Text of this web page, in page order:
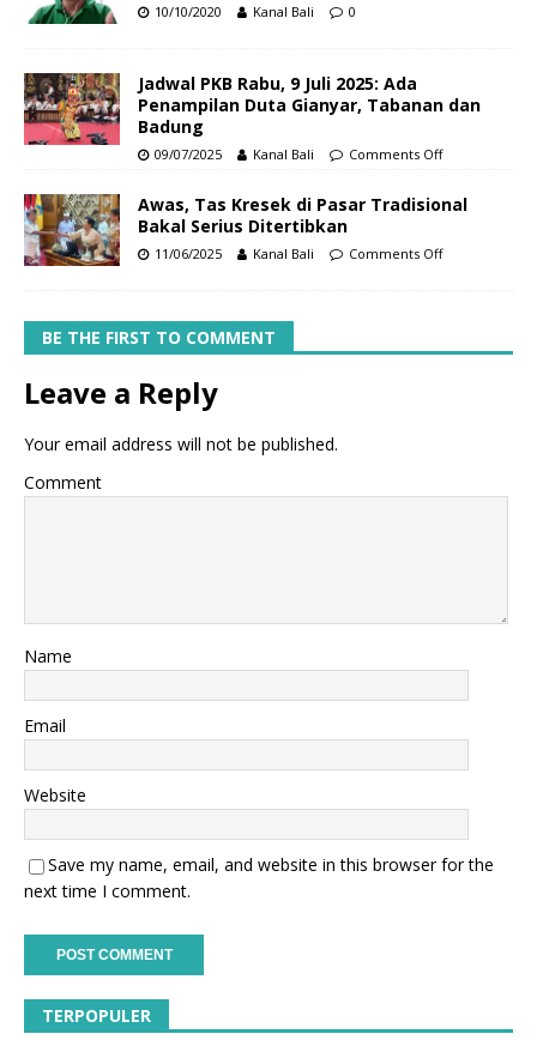
10/10/2020 Kanal Bali 0
Jadwal PKB Rabu, 9 Juli 2025: Ada
Penampilan Duta Gianyar, Tabanan dan
Badung
09/07/2025 Kanal Bali Comments Off
Awas, Tas Kresek di Pasar Tradisional
Bakal Serius Ditertibkan
11/06/2025 Kanal Bali Comments Off
BE THE FIRST TO COMMENT
Leave a Reply
Your email address will not be published.
Comment
Name
Email
Website
Save my name, email, and website in this browser for the
next time I comment.
TERPOPULER